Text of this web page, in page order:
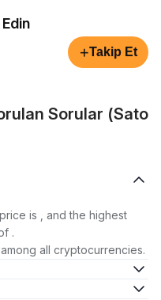
+Takip Et
Sorular (Sato
is , and the highest
.
all cryptocurrencies.